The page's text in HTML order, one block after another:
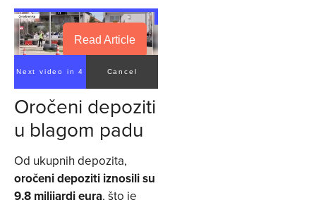
Read Article
Next video in 4 Cancel
Oročeni depoziti
u blagom padu
Od ukupnih depozita,
oročeni depoziti iznosili su
9,8 milijardi eura, što je